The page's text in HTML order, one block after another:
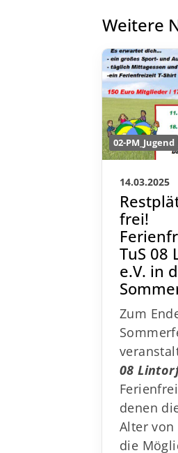
Weitere
02-PM_Jugend
14.03.2025
frei!
TuS 08
in den
Zum
08
denen
Alter von
die